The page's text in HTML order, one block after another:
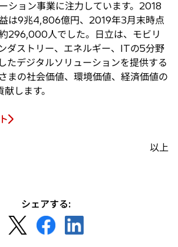
ション事業に注力しています。2018
は9兆4,806億円、2019年3月末時点
296,000人でした。日立は、モビリ
ダストリー、エネルギー、ITの5分野
たデジタルソリューションを提供する
まの社会価値、環境価値、経済価値の
します。
以上
シェアする:
し
新
し